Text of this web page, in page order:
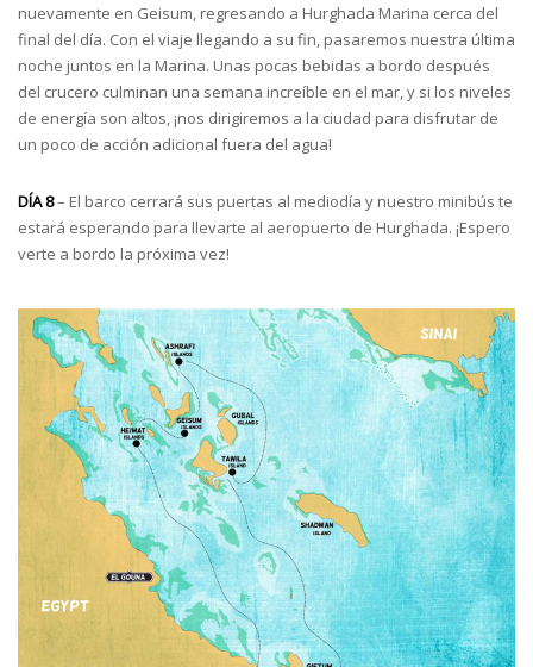
nuevamente en Geisum, regresando a Hurghada Marina cerca del
final del día. Con el viaje llegando a su fin, pasaremos nuestra última
noche juntos en la Marina. Unas pocas bebidas a bordo después
del crucero culminan una semana increíble en el mar, y si los niveles
de energía son altos, ¡nos dirigiremos a la ciudad para disfrutar de
un poco de acción adicional fuera del agua!
DÍA 8– El barco cerrará sus puertas al mediodía y nuestro minibús te
estará esperando para llevarte al aeropuerto de Hurghada. ¡Espero
verte a bordo la próxima vez!